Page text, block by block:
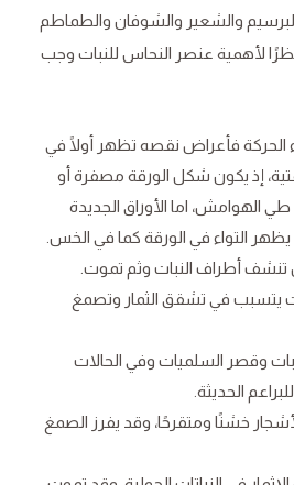
والشعير والشوفان والطماطم
لأهمية عنصر النحاس للنبات وجب
الحركة فأعراض نقصه تظهر أولًا في
إذ يكون شكل الورقة مصفرة أو
الهوامش، اما الأوراق الجديدة
التواء في الورقة كما في الخس.
أطراف النبات وثم تموت.
يتسبب في تشقق الثمار وتصمغ
وقصر السلميات وفي الحالات
الحديثة.
خشنًا ومتقرحًا، وقد يفرز الصمغ